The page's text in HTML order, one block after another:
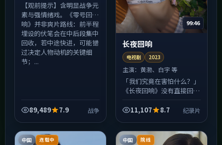
【观前提示】含明显战争元
素与强情绪戏。《零号回
响》并非爽片路线：前半程
埋设的伏笔会在中后段集中
回收，若中途快进，可能错
过决定人物动机的关键细
节；...
89,489 7.9 战争
99:46
长夜回响
电视剧 2023
主演：黄渤、白宇 等
「我们究竟在害怕什么？」
《长夜回响》没有直接回
题折成纸飞机扔向观众席
台词...
11,107 8.7 纪录片
中国 连载中 中国 院线